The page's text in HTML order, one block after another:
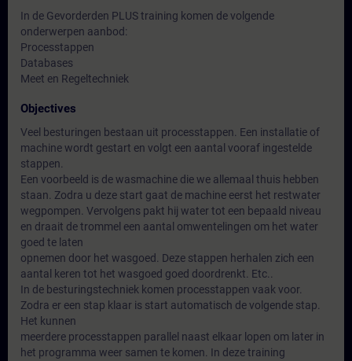
In de Gevorderden PLUS training komen de volgende
onderwerpen aanbod:
Processtappen
Databases
Meet en Regeltechniek
Objectives
Veel besturingen bestaan uit processtappen. Een installatie of
machine wordt gestart en volgt een aantal vooraf ingestelde
stappen.
Een voorbeeld is de wasmachine die we allemaal thuis hebben
staan. Zodra u deze start gaat de machine eerst het restwater
wegpompen. Vervolgens pakt hij water tot een bepaald niveau
en draait de trommel een aantal omwentelingen om het water
goed te laten
opnemen door het wasgoed. Deze stappen herhalen zich een
aantal keren tot het wasgoed goed doordrenkt. Etc..
In de besturingstechniek komen processtappen vaak voor.
Zodra er een stap klaar is start automatisch de volgende stap.
Het kunnen
meerdere processtappen parallel naast elkaar lopen om later in
het programma weer samen te komen. In deze training